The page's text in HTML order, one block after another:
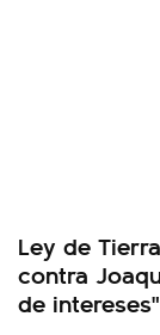
Ley de
contra
de intereses"